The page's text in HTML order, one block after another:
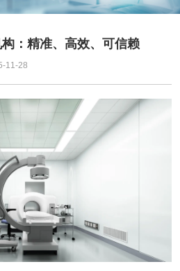
：精准、高效、可信赖
11-28